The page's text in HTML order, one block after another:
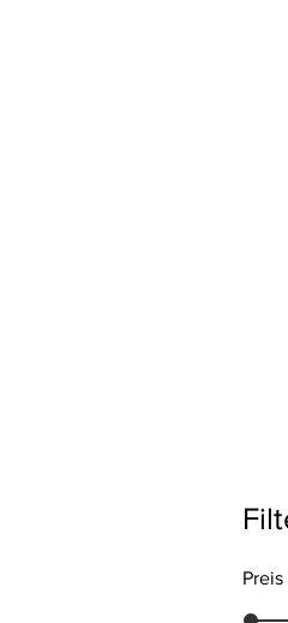
Preis